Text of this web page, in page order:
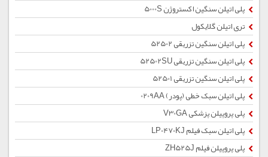
پلی اتیلن سنگین اکستروژن 5000S
تری اتیلن گلایکول
پلی اتیلن سنگین تزریقی 52502
پلی اتیلن سنگین تزریقی 52502SU
پلی اتیلن سنگین تزریقی 52501
پلی اتیلن سبک خطی (پودر) 0209AA
پلی پروپیلن پزشکی V30GA
پلی اتیلن سبک فیلم LP0470KJ
پلی پروپیلن فیلم ZH525J